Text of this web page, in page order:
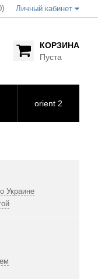
) Личный кабинет
КОРЗИНА
Пуста
orient 2
Украине